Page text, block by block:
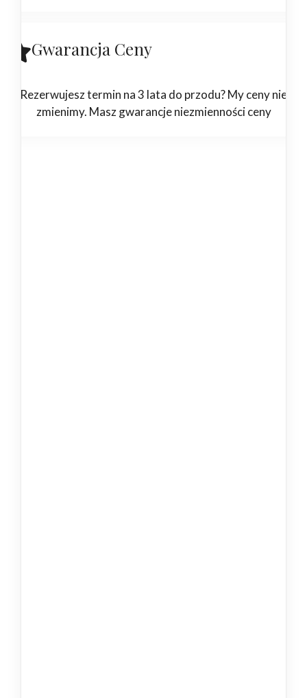
Gwarancja Ceny
Rezerwujesz termin na 3 lata do przodu? My ceny nie
zmienimy. Masz gwarancje niezmienności ceny